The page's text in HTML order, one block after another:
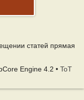
статей прямая
Engine 4.2 • ToT